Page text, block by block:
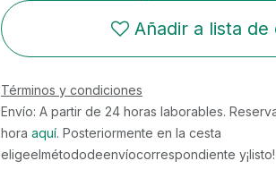
Añadir a lista de
Términos y condiciones
Envío: A partir de 24 horas laborables.
hora aquí. Posteriormente en la cesta
eligeelmétododeenvíocorrespondiente y¡listo!